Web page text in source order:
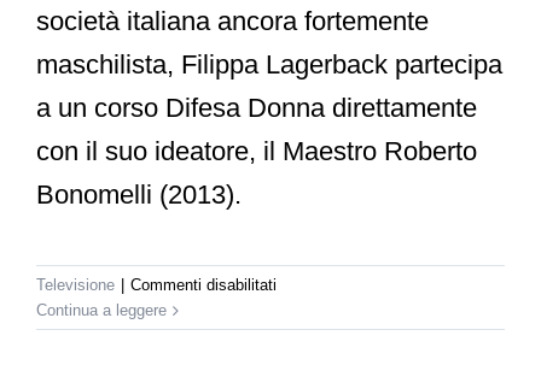
società italiana ancora fortemente
maschilista, Filippa Lagerback partecipa
a un corso Difesa Donna direttamente
con il suo ideatore, il Maestro Roberto
Bonomelli (2013).
Televisione Commenti disabilitati
–
Continua a leggere